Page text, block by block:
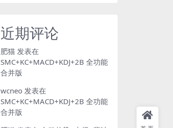
近期评论
肥猫 发表在
SMC+KC+MACD+KDJ+2B 全功能
合并版
wcneo 发表在
SMC+KC+MACD+KDJ+2B 全功能
合并版